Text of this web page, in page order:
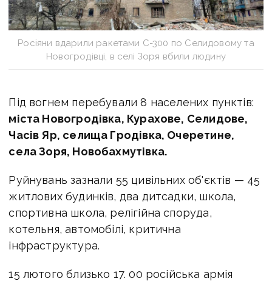
Росіяни вдарили ракетами С-300 по Селидовому та
Новогродівці, в селі Зоря вбили людину
Під вогнем перебували 8 населених пунктів:
міста Новогродівка, Курахове, Селидове,
Часів Яр, селища Гродівка, Очеретине,
села Зоря, Новобахмутівка.
Руйнувань зазнали 55 цивільних об'єктів — 45
житлових будинків, два дитсадки, школа,
спортивна школа, релігійна споруда,
котельня, автомобілі, критична
інфраструктура.
15 лютого близько 17. 00 російська армія